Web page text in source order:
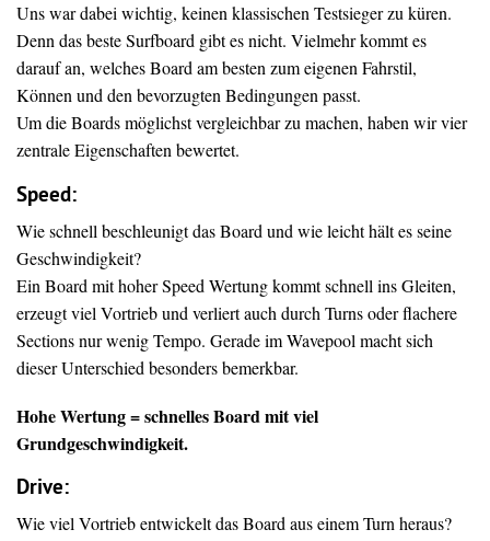
Uns war dabei wichtig, keinen klassischen Testsieger zu küren.
Denn das beste Surfboard gibt es nicht. Vielmehr kommt es
darauf an, welches Board am besten zum eigenen Fahrstil,
Können und den bevorzugten Bedingungen passt.
Um die Boards möglichst vergleichbar zu machen, haben wir vier
zentrale Eigenschaften bewertet.
Speed:
Wie schnell beschleunigt das Board und wie leicht hält es seine
Geschwindigkeit?
Ein Board mit hoher Speed Wertung kommt schnell ins Gleiten,
erzeugt viel Vortrieb und verliert auch durch Turns oder flachere
Sections nur wenig Tempo. Gerade im Wavepool macht sich
dieser Unterschied besonders bemerkbar.
Hohe Wertung = schnelles Board mit viel
Grundgeschwindigkeit.
Drive:
Wie viel Vortrieb entwickelt das Board aus einem Turn heraus?